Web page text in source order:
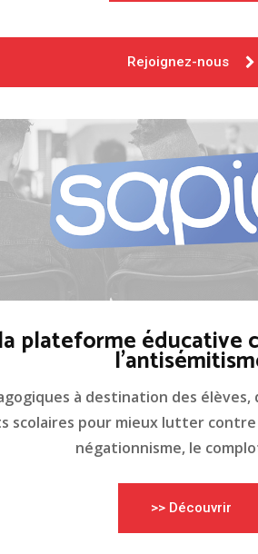
Rejoignez-nous
plateforme éducative
à destination des
scolaires pour mieux lutter contre
négationnisme, le
>> Découvrir